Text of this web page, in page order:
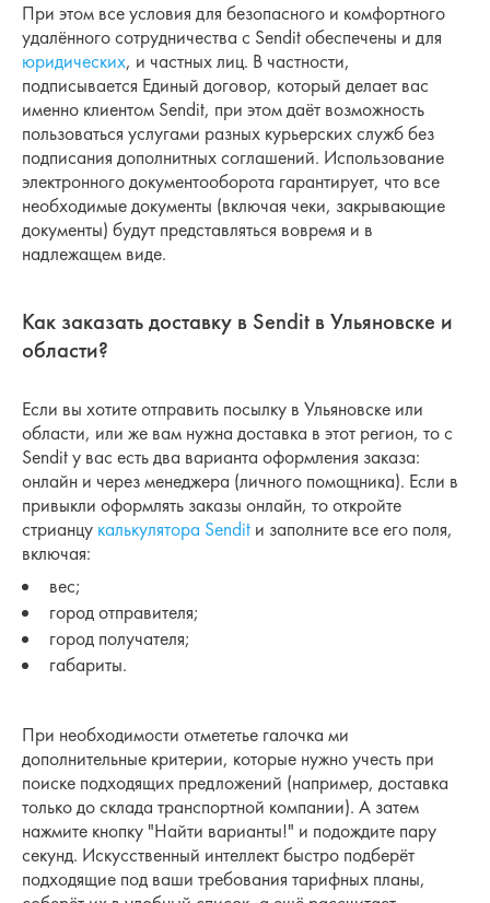
При этом все условия для безопасного и комфортного
удалённого сотрудничества с Sendit обеспечены и для
юридических, и частных лиц. В частности,
подписывается Единый договор, который делает вас
именно клиентом Sendit, при этом даёт возможность
пользоваться услугами разных курьерских служб без
подписания дополнитных соглашений. Использование
электронного документооборота гарантирует, что все
необходимые документы (включая чеки, закрывающие
документы) будут представляться вовремя и в
надлежащем виде.
Как заказать доставку в Sendit в Ульяновске и
области?
Если вы хотите отправить посылку в Ульяновске или
области, или же вам нужна доставка в этот регион, то с
Sendit у вас есть два варианта оформления заказа:
онлайн и через менеджера (личного помощника). Если в
привыкли оформлять заказы онлайн, то откройте
стрианцу калькулятора Sendit и заполните все его поля,
включая:
вес;
город отправителя;
город получателя;
габариты.
При необходимости отмететье галочка ми
дополнительные критерии, которые нужно учесть при
поиске подходящих предложений (например, доставка
только до склада транспортной компании). А затем
нажмите кнопку "Найти варианты!" и подождите пару
секунд. Искусственный интеллект быстро подберёт
подходящие под ваши требования тарифных планы,